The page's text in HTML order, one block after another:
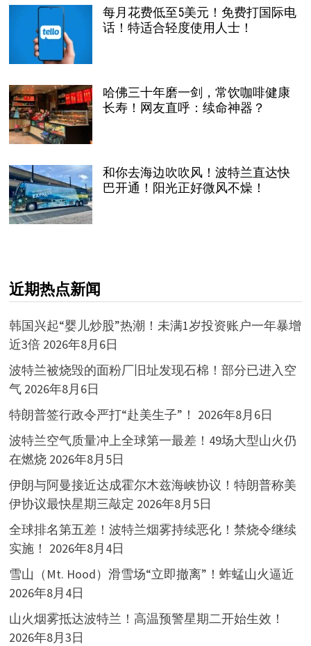
每月花费低至5美元！免费打国际电
话！特适合轻度使用人士！
哈佛三十年磨一剑，常饮咖啡健康
长寿！网友直呼：续命神器？
和你去海边吹吹风！波特兰直达快
巴开通！阳光正好微风不燥！
近期热点新闻
韩国兴起“婴儿炒股”热潮！未满1岁投资账户一年暴增
近3倍 2026年8月6日
波特兰被烧毁的面粉厂旧址发现石棉！部分已进入空
气 2026年8月6日
特朗普签行政令严打“赴美生子”！ 2026年8月6日
波特兰空气质量冲上全球第一最差！49场大型山火仍
在燃烧 2026年8月5日
伊朗与阿曼接近达成霍尔木兹海峡协议！特朗普称美
伊协议最快星期三敲定 2026年8月5日
全球排名第五差！波特兰烟雾持续恶化！禁烧令继续
实施！ 2026年8月4日
雪山（Mt. Hood）滑雪场“立即撤离”！蚱蜢山火逼近
2026年8月4日
山火烟雾抵达波特兰！高温预警星期二开始生效！
2026年8月3日